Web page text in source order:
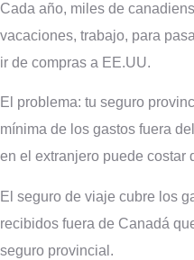
Cada año, miles de
vacaciones, trabajo, para
ir de compras a EE.UU.
El problema: tu seguro
mínima de los gastos fuera
en el extranjero puede costar
El seguro de viaje cubre los
recibidos fuera de Canadá
seguro provincial.